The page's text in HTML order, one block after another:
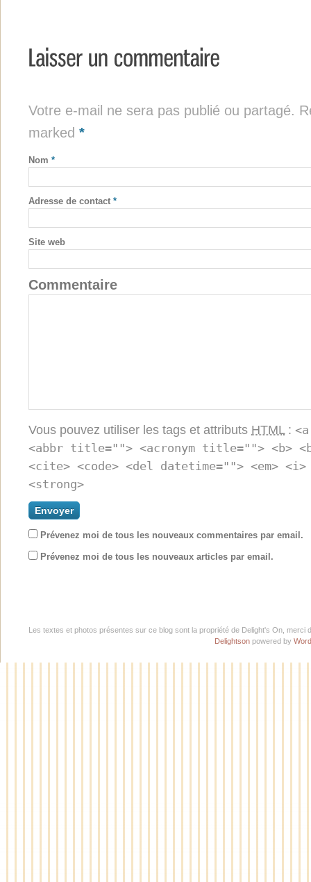
Votre e-mail ne sera pas publié ou partagé.
marked *
Nom *
Adresse de contact *
Site web
Commentaire
Vous pouvez utiliser les tags et attributs HTML :
<abbr title=""> <acronym title=""> <b>
<cite> <code> <del datetime=""> <em>
<strong>
Prévenez moi de tous les nouveaux commentaires par email.
Prévenez moi de tous les nouveaux articles par email.
Les textes et photos présentes sur ce blog sont la propriété de Delight's On,
Delightson powered by